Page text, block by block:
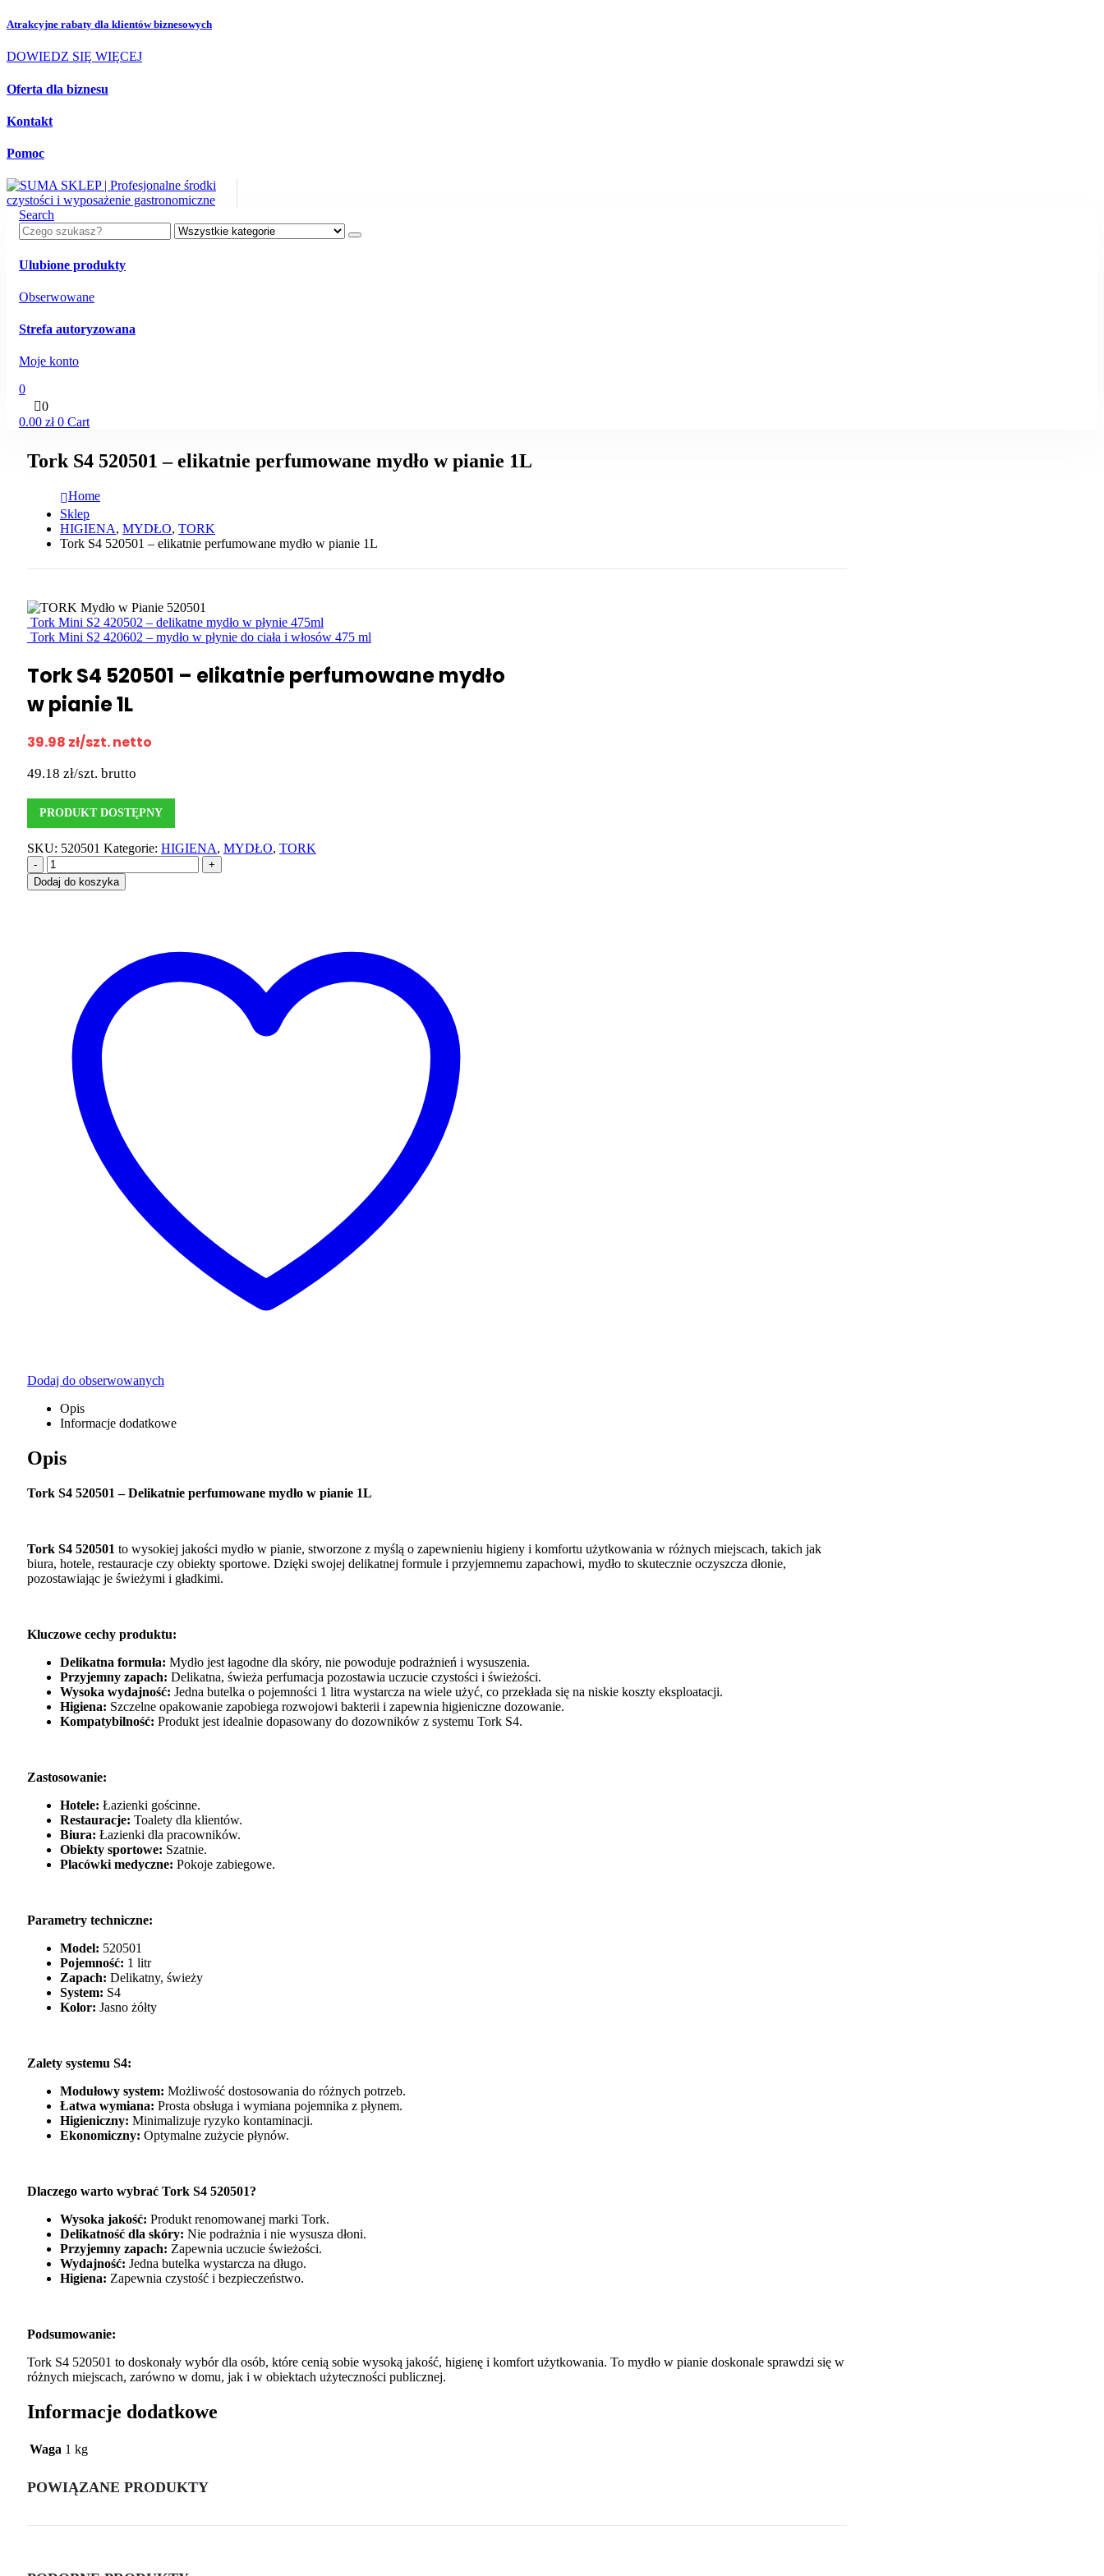
Atrakcyjne rabaty dla klientów biznesowych
DOWIEDZ SIĘ WIĘCEJ
Oferta dla biznesu
Kontakt
Pomoc
Search
Ulubione produkty
Obserwowane
Strefa autoryzowana
Moje konto
0
0
0.00 zł 0 Cart
Tork S4 520501 – elikatnie perfumowane mydło w pianie 1L
Home
Sklep
HIGIENA, MYDŁO, TORK
Tork S4 520501 – elikatnie perfumowane mydło w pianie 1L
Tork Mini S2 420502 – delikatne mydło w płynie 475ml
Tork Mini S2 420602 – mydło w płynie do ciała i włosów 475 ml
Tork S4 520501 – elikatnie perfumowane mydło
w pianie 1L
39.98 zł/szt. netto
49.18 zł/szt. brutto
PRODUKT DOSTĘPNY
SKU: 520501 Kategorie: HIGIENA, MYDŁO, TORK
-
+
Dodaj do koszyka
Dodaj do obserwowanych
Opis
Informacje dodatkowe
Opis
Tork S4 520501 – Delikatnie perfumowane mydło w pianie 1L
Tork S4 520501 to wysokiej jakości mydło w pianie, stworzone z myślą o zapewnieniu higieny i komfortu użytkowania w różnych miejscach, takich jak
biura, hotele, restauracje czy obiekty sportowe. Dzięki swojej delikatnej formule i przyjemnemu zapachowi, mydło to skutecznie oczyszcza dłonie,
pozostawiając je świeżymi i gładkimi.
Kluczowe cechy produktu:
Delikatna formuła: Mydło jest łagodne dla skóry, nie powoduje podrażnień i wysuszenia.
Przyjemny zapach: Delikatna, świeża perfumacja pozostawia uczucie czystości i świeżości.
Wysoka wydajność: Jedna butelka o pojemności 1 litra wystarcza na wiele użyć, co przekłada się na niskie koszty eksploatacji.
Higiena: Szczelne opakowanie zapobiega rozwojowi bakterii i zapewnia higieniczne dozowanie.
Kompatybilność: Produkt jest idealnie dopasowany do dozowników z systemu Tork S4.
Zastosowanie:
Hotele: Łazienki gościnne.
Restauracje: Toalety dla klientów.
Biura: Łazienki dla pracowników.
Obiekty sportowe: Szatnie.
Placówki medyczne: Pokoje zabiegowe.
Parametry techniczne:
Model: 520501
Pojemność: 1 litr
Zapach: Delikatny, świeży
System: S4
Kolor: Jasno żółty
Zalety systemu S4:
Modułowy system: Możliwość dostosowania do różnych potrzeb.
Łatwa wymiana: Prosta obsługa i wymiana pojemnika z płynem.
Higieniczny: Minimalizuje ryzyko kontaminacji.
Ekonomiczny: Optymalne zużycie płynów.
Dlaczego warto wybrać Tork S4 520501?
Wysoka jakość: Produkt renomowanej marki Tork.
Delikatność dla skóry: Nie podrażnia i nie wysusza dłoni.
Przyjemny zapach: Zapewnia uczucie świeżości.
Wydajność: Jedna butelka wystarcza na długo.
Higiena: Zapewnia czystość i bezpieczeństwo.
Podsumowanie:
Tork S4 520501 to doskonały wybór dla osób, które cenią sobie wysoką jakość, higienę i komfort użytkowania. To mydło w pianie doskonale sprawdzi się w
różnych miejscach, zarówno w domu, jak i w obiektach użyteczności publicznej.
Informacje dodatkowe
Waga 1 kg
POWIĄZANE PRODUKTY